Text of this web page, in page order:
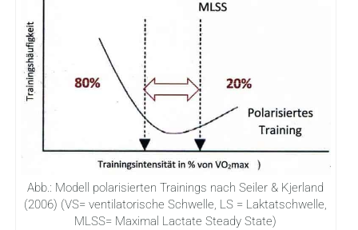
Abb.: Modell polarisierten Trainings nach Seiler & Kjerland
(2006) (VS= ventilatorische Schwelle, LS = Laktatschwelle,
MLSS= Maximal Lactate Steady State)